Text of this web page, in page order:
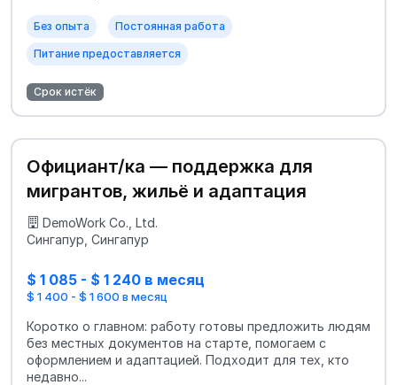
Без опыта Постоянная работа
Питание предоставляется
Срок истёк
Официант/ка — поддержка для
мигрантов, жильё и адаптация
DemoWork Co., Ltd.
Сингапур, Сингапур
$ 1 085 - $ 1 240 в месяц
$ 1 400 - $ 1 600 в месяц
Коротко о главном: работу готовы предложить людям
без местных документов на старте, помогаем с
оформлением и адаптацией. Подходит для тех, кто
недавно...